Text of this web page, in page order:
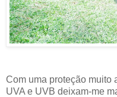
Com uma proteção muito
UVA e UVB deixam-me